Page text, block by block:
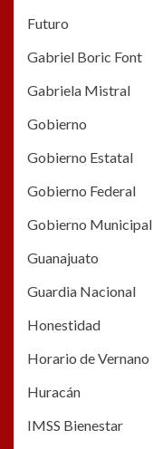
Futuro
Gabriel Boric Font
Gabriela Mistral
Gobierno
Gobierno Estatal
Gobierno Federal
Gobierno Municipal
Guanajuato
Guardia Nacional
Honestidad
Horario de Vernano
Huracán
IMSS Bienestar